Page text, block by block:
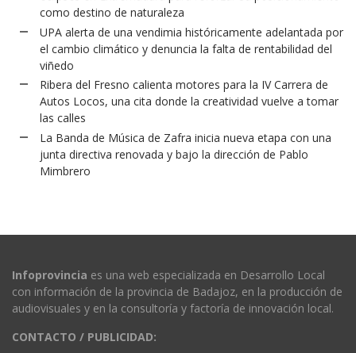
como destino de naturaleza
UPA alerta de una vendimia históricamente adelantada por
el cambio climático y denuncia la falta de rentabilidad del
viñedo
Ribera del Fresno calienta motores para la IV Carrera de
Autos Locos, una cita donde la creatividad vuelve a tomar
las calles
La Banda de Música de Zafra inicia nueva etapa con una
junta directiva renovada y bajo la dirección de Pablo
Mimbrero
Infoprovincia es una web especializada en Desarrollo Local
con información de la provincia de Badajoz, en la producción de
audiovisuales y en la consultoría y factoría de innovación local.
CONTACTO / PUBLICIDAD: